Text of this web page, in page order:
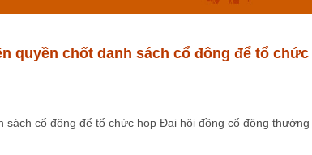
quyền chốt danh sách cổ đông để tổ
cổ đông để tổ chức họp Đại hội đồng cổ đông